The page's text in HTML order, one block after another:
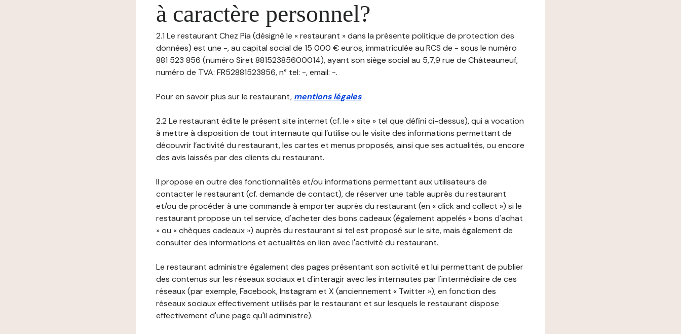
à caractère personnel?
2.1 Le restaurant Chez Pia (désigné le « restaurant » dans la présente politique de protection des
données) est une -, au capital social de 15 000 € euros, immatriculée au RCS de - sous le numéro
881 523 856 (numéro Siret 88152385600014), ayant son siège social au 5,7,9 rue de Châteauneuf,
numéro de TVA: FR52881523856, n° tel: -, email: -.
Pour en savoir plus sur le restaurant, mentions légales.
2.2 Le restaurant édite le présent site internet (cf. le « site » tel que défini ci-dessus), qui a vocation
à mettre à disposition de tout internaute qui l’utilise ou le visite des informations permettant de
découvrir l’activité du restaurant, les cartes et menus proposés, ainsi que ses actualités, ou encore
des avis laissés par des clients du restaurant.
Il propose en outre des fonctionnalités et/ou informations permettant aux utilisateurs de
contacter le restaurant (cf. demande de contact), de réserver une table auprès du restaurant
et/ou de procéder à une commande à emporter auprès du restaurant (en « click and collect ») si le
restaurant propose un tel service, d'acheter des bons cadeaux (également appelés « bons d'achat
» ou « chèques cadeaux ») auprès du restaurant si tel est proposé sur le site, mais également de
consulter des informations et actualités en lien avec l'activité du restaurant.
Le restaurant administre également des pages présentant son activité et lui permettant de publier
des contenus sur les réseaux sociaux et d'interagir avec les internautes par l'intermédiaire de ces
réseaux (par exemple, Facebook, Instagram et X (anciennement « Twitter »), en fonction des
réseaux sociaux effectivement utilisés par le restaurant et sur lesquels le restaurant dispose
effectivement d'une page qu'il administre).